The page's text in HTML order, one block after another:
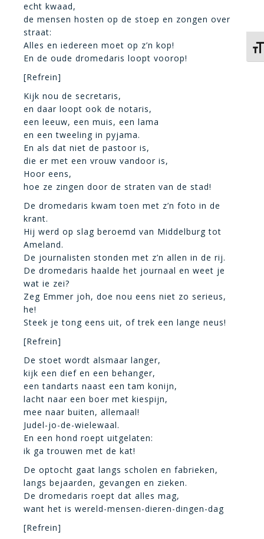
echt kwaad,
de mensen hosten op de stoep en zongen over
straat:
Alles en iedereen moet op z’n kop!
En de oude dromedaris loopt voorop!
[Refrein]
Kijk nou de secretaris,
en daar loopt ook de notaris,
een leeuw, een muis, een lama
en een tweeling in pyjama.
En als dat niet de pastoor is,
die er met een vrouw vandoor is,
Hoor eens,
hoe ze zingen door de straten van de stad!
De dromedaris kwam toen met z’n foto in de
krant.
Hij werd op slag beroemd van Middelburg tot
Ameland.
De journalisten stonden met z’n allen in de rij.
De dromedaris haalde het journaal en weet je
wat ie zei?
Zeg Emmer joh, doe nou eens niet zo serieus,
he!
Steek je tong eens uit, of trek een lange neus!
[Refrein]
De stoet wordt alsmaar langer,
kijk een dief en een behanger,
een tandarts naast een tam konijn,
lacht naar een boer met kiespijn,
mee naar buiten, allemaal!
Judel-jo-de-wielewaal.
En een hond roept uitgelaten:
ik ga trouwen met de kat!
De optocht gaat langs scholen en fabrieken,
langs bejaarden, gevangen en zieken.
De dromedaris roept dat alles mag,
want het is wereld-mensen-dieren-dingen-dag
[Refrein]